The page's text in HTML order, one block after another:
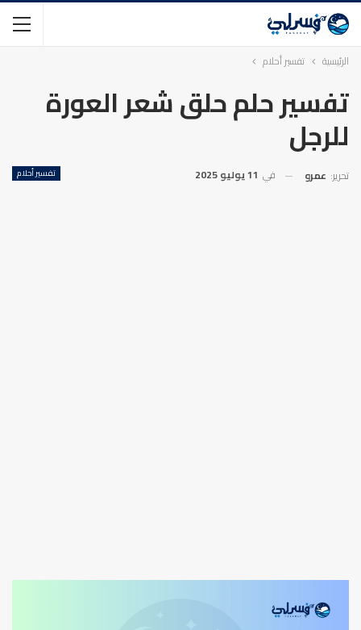
الرئيسية تفسير أحلام
تفسير حلم حلق شعر العورة
للرجل
تفسير أحلام تحرير: عمرو في 11 يوليو 2025